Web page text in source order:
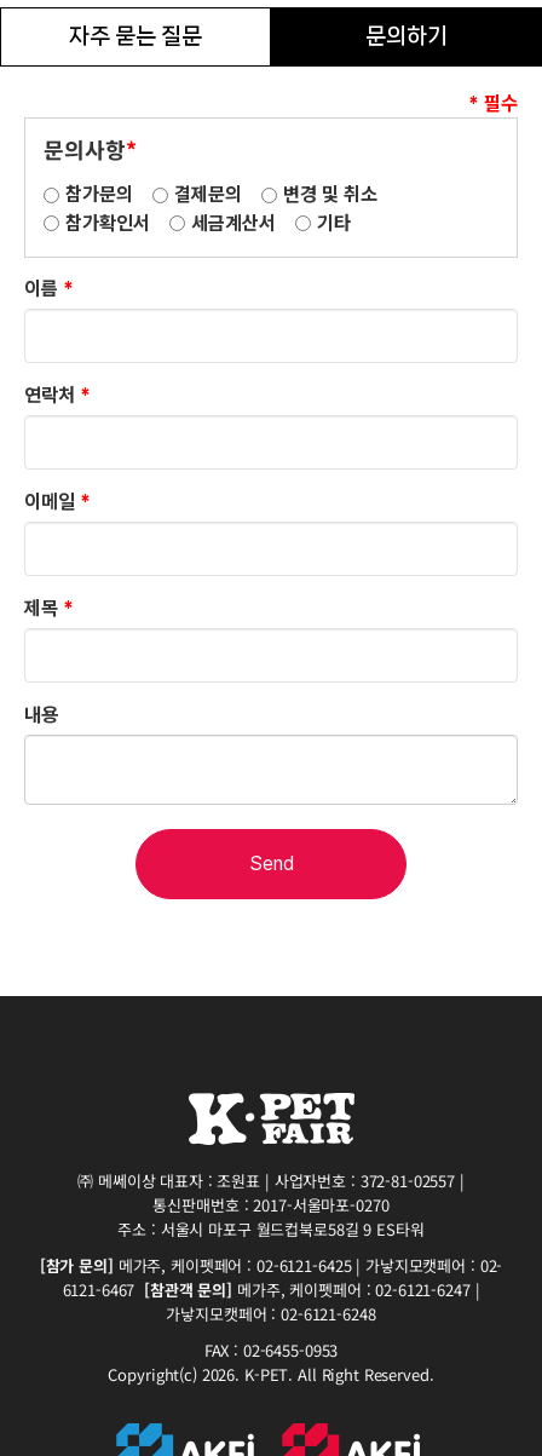
자주 묻는 질문 문의하기
* 필수
문의사항*
참가문의 결제문의
변경 및 취소
참가확인서
세금계산서 기타
이름 *
연락처 *
이메일 *
제목 *
내용
Send
㈜ 메쎄이상 대표자 : 조원표 | 사업자번호 : 372-81-02557 |
통신판매번호 : 2017-서울마포-0270
주소 : 서울시 마포구 월드컵북로58길 9 ES타워
[참가 문의] 메가주, 케이펫페어 : 02-6121-6425 | 가낳지모캣페어 : 02-
6121-6467 [참관객 문의] 메가주, 케이펫페어 : 02-6121-6247 |
가낳지모캣페어 : 02-6121-6248
FAX : 02-6455-0953
Copyright(c) 2026. K-PET. All Right Reserved.